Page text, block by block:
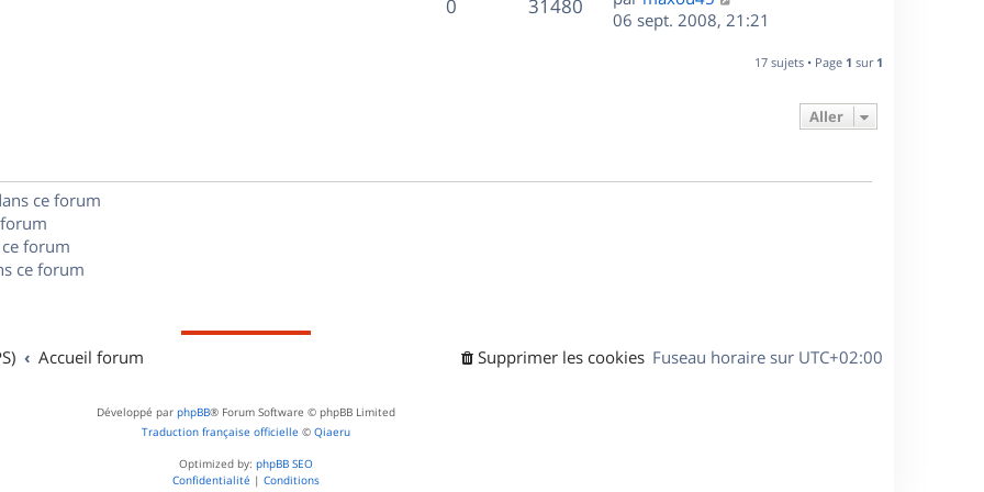
g
e
s
s
m
e
i
0 31480
e
06 sept. 2008, 21:21
17 sujets • Page 1 sur 1
Aller
ce forum
forum
ce forum
Accueil forum Fuseau horaire sur UTC+02:00
Supprimer les cookies
Développé par phpBB® Forum Software © phpBB Limited
Traduction française officielle © Qiaeru
Optimized by: phpBB SEO
Confidentialité | Conditions